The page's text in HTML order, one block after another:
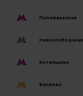
Полежаевская
Новослободская
Котельники
Беляево